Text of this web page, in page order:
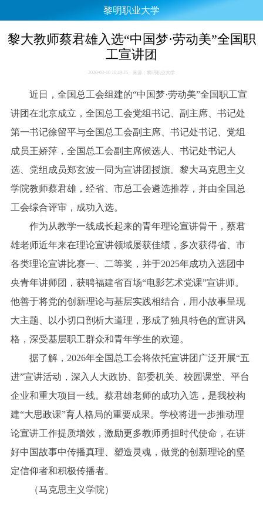
黎明职业大学
黎大教师蔡君雄入选“中国梦·劳动美”全国职
工宣讲团
2026-03-10 10:49:25 来源：黎明职业大学
近日，全国总工会组建的“中国梦·劳动美”全国职工宣
讲团在北京成立，全国总工会党组书记、副主席、书记处
第一书记徐留平与全国总工会副主席、书记处书记、党组
成员王娇萍，全国总工会副主席候选人、书记处书记人
选、党组成员郑玄波一同为宣讲团授旗。黎大马克思主义
学院教师蔡君雄，经省、市总工会遴选推荐，并由全国总
工会综合评审，成功入选。
作为从教学一线成长起来的青年理论宣讲骨干，蔡君
雄老师近年来在理论宣讲领域屡获佳绩，多次获得省、市
各类理论宣讲比赛一、二等奖，并于2025年成功入选团中
央青年讲师团，获聘福建省百场“电影艺术党课”宣讲师。
他善于将党的创新理论与基层实践相结合，用小故事呈现
大主题、以小切口剖析大道理，形成了独具特色的宣讲风
格，深受基层职工群众和青年学生的欢迎。
据了解，2026年全国总工会将依托宣讲团广泛开展“五
进”宣讲活动，深入人大政协、部委机关、校园课堂、平台
企业和重大项目一线。蔡君雄老师的成功入选，是我校构
建“大思政课”育人格局的重要成果。学校将进一步推动理
论宣讲工作提质增效，激励更多教师勇担时代使命，在讲
好中国故事中传播真理、塑造灵魂，做党的创新理论的坚
定信仰者和积极传播者。
（马克思主义学院）